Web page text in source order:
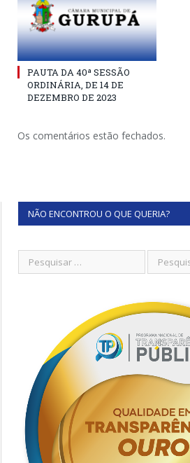
PAUTA DA 40ª SESSÃO
ORDINÁRIA, DE 14 DE
DEZEMBRO DE 2023
Os comentários estão fechados.
NÃO ENCONTROU O QUE QUERIA?